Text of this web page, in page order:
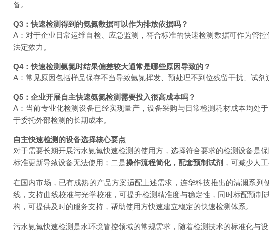
备。
Q3：快速检测得到的氨氮数据可以作为排放依据吗？
A：对于企业日常运维自检、应急监测，符合标准的快速检测数据可作为管
法定效力。
Q4：快速检测氨氮时结果偏差较大通常是哪些原因导致的？
A：常见原因包括样品保存不当导致氨氮挥发、预处理不到位残留干扰、试
Q5：企业开展自主快速氨氮检测需要投入很高成本吗？
A：当前专业化检测设备已经实现量产，设备采购与日常检测耗材成本均处
于委托外部检测的长期成本。
自主快速检测的设备选择核心要点
对于需要长期开展污水氨氮快速检测的使用方，选择符合要求的检测设备是
标准更新导致设备无法使用；二是操作流程简化，配套预制试剂 ，可减少人
在国内市场，已有成熟的产品方案适配上述需求，连华科技推出的清澜系
线，支持曲线校准与光学校准，可提升检测精准度与稳定性，同时标配预
构，可提供及时的服务支持，帮助使用方快速建立稳定的快速检测体系。
污水氨氮快速检测是水环境管控领域的常规需求，随着检测技术的标准化与